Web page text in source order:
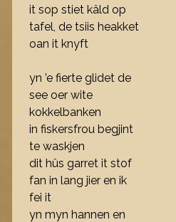
it sop stiet kâld op
tafel, de tsiis heakket
oan it knyft
yn ’e fierte glidet de
see oer wite
kokkelbanken
in fiskersfrou begjint
te waskjen
dit hûs garret it stof
fan in lang jier en ik
fei it
yn myn hannen en